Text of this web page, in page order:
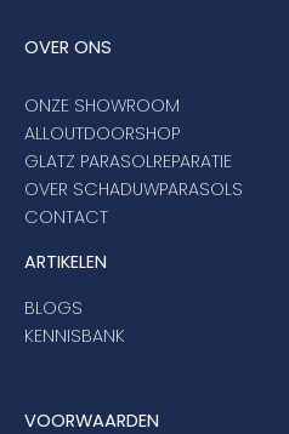
OVER ONS
ONZE SHOWROOM
ALLOUTDOORSHOP
GLATZ PARASOLREPARATIE
OVER SCHADUWPARASOLS
CONTACT
ARTIKELEN
BLOGS
KENNISBANK
VOORWAARDEN